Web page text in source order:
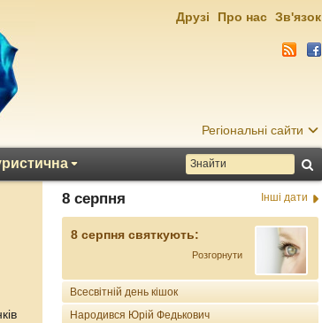
Регіональні сайти
Друзі Про нас Зв'язок
8 серпня Інші дати
8 серпня святкують:
Розгорнути
Всесвітній день кішок
Народився Юрій Федькович